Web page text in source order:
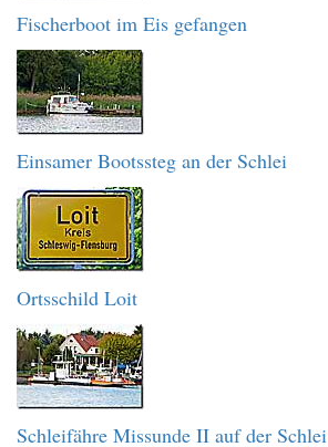
Fischerboot im Eis gefangen
Einsamer Bootssteg an der Schlei
Ortsschild Loit
Schleifähre Missunde II auf der Schlei